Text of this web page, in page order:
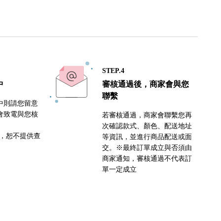
則請您留意
致電與您核
恕不提供查
STEP.4
審核通過後，商家會與您
聯繫
若審核通過，商家會聯繫您再
次確認款式、顏色、配送地址
等資訊，並進行商品配送或面
交。※最終訂單成立與否須由
商家通知，審核通過不代表訂
單一定成立